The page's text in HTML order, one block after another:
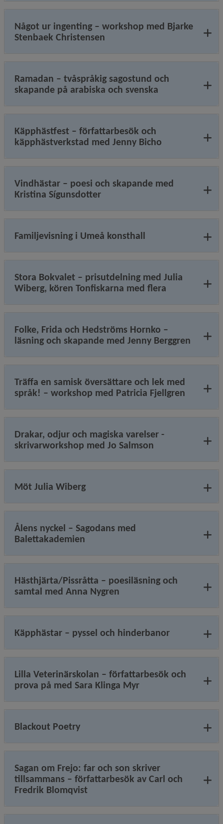
Något ur ingenting – workshop med Bjarke
Stenbaek Christensen
Ramadan – tvåspråkig sagostund och
skapande på arabiska och svenska
Käpphästfest – författarbesök och
käpphästverkstad med Jenny Bicho
Vindhästar – poesi och skapande med
Kristina Sígunsdotter
Familjevisning i Umeå konsthall
Stora Bokvalet – prisutdelning med Julia
Wiberg, kören Tonfiskarna med flera
Folke, Frida och Hedströms Hornko –
läsning och skapande med Jenny Berggren
Träffa en samisk översättare och lek med
språk! – workshop med Patricia Fjellgren
Drakar, odjur och magiska varelser -
skrivarworkshop med Jo Salmson
Möt Julia Wiberg
Ålens nyckel – Sagodans med
Balettakademien
Hästhjärta/Pissråtta – poesiläsning och
samtal med Anna Nygren
Käpphästar – pyssel och hinderbanor
Lilla Veterinärskolan – författarbesök och
prova på med Sara Klinga Myr
Blackout Poetry
Sagan om Frejo: far och son skriver
tillsammans – författarbesök av Carl och
Fredrik Blomqvist